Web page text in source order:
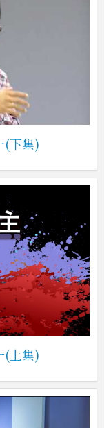
(下集)
(上集)